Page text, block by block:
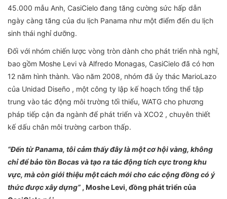
45.000 mẫu Anh, CasiCielo đang tăng cường sức hấp dẫn
ngày càng tăng của du lịch Panama như một điểm đến du lịch
sinh thái nghỉ dưỡng.
Đối với nhóm chiến lược vòng tròn dành cho phát triển nhà nghỉ,
bao gồm Moshe Levi và Alfredo Monagas, CasiCielo đã có hơn
12 năm hình thành. Vào năm 2008, nhóm đã ủy thác MarioLazo
của Unidad Diseño , một công ty lập kế hoạch tổng thể tập
trung vào tác động môi trường tối thiểu, WATG cho phương
pháp tiếp cận đa ngành để phát triển và XCO2 , chuyên thiết
kế dấu chân môi trường carbon thấp.
“Đến từ Panama, tôi cảm thấy đây là một cơ hội vàng, không
chỉ để bảo tồn Bocas và tạo ra tác động tích cực trong khu
vực, mà còn giới thiệu một cách mới cho các cộng đồng có ý
thức được xây dựng” , Moshe Levi, đồng phát triển của